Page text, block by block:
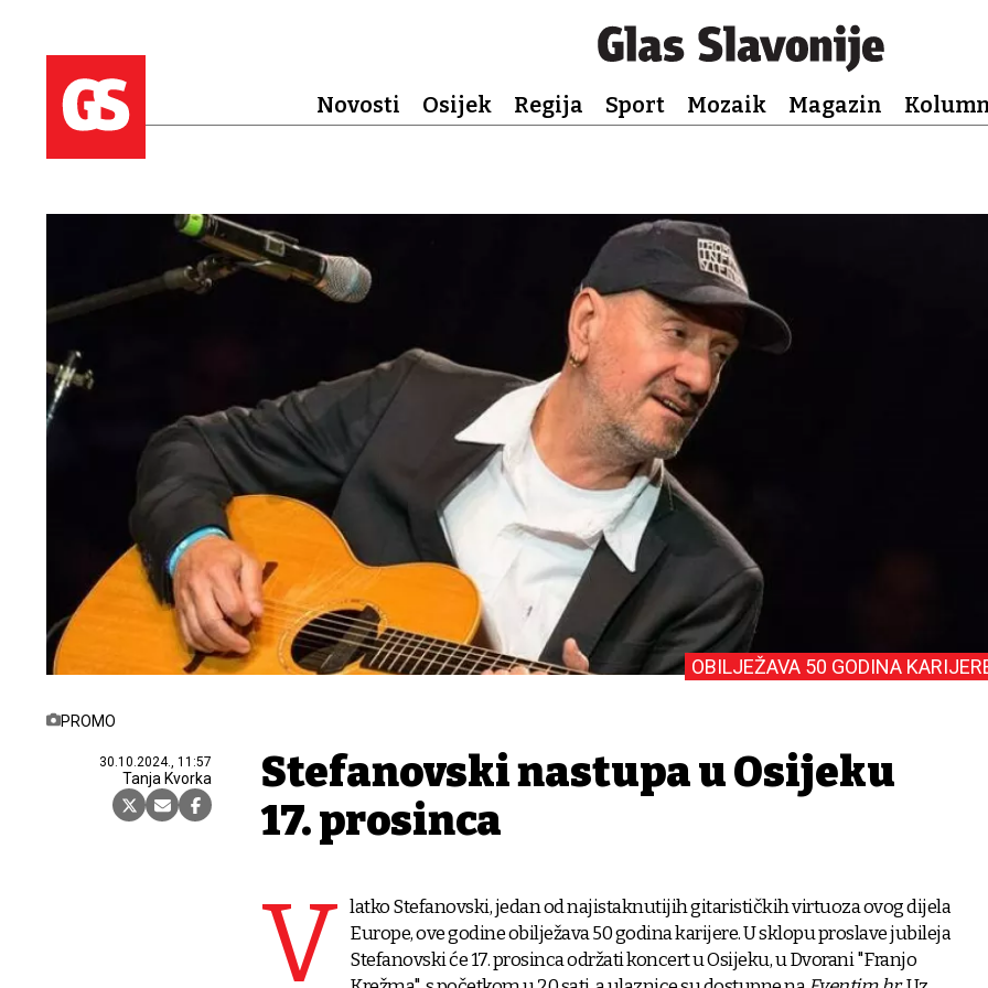
Novosti Osijek Regija Sport Mozaik Magazin
PROMO
30.10.2024., 11:57
Tanja Kvorka
OBILJEŽAVA 50 GODINA
Stefanovski nastupa u Osijeku
17. prosinca
V latko Stefanovski, jedan od najistaknutijih gitarističkih virtuoza ovog dijela
Europe, ove godine obilježava 50 godina karijere. U sklopu proslave jubileja
Stefanovski će 17. prosinca održati koncert u Osijeku, u Dvorani "Franjo